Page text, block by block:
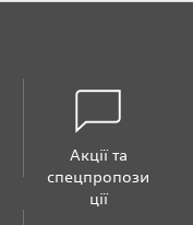
Акції та
спецпропози
ції